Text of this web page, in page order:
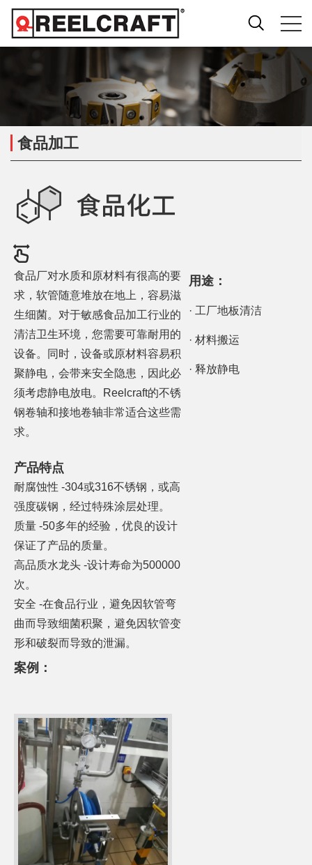
食品加工
食品厂对水质和原材料有很高的要
求，软管随意堆放在地上，容易滋
生细菌。对于敏感食品加工行业的
清洁卫生环境，您需要可靠耐用的
设备。同时，设备或原材料容易积
聚静电，会带来安全隐患，因此必
须考虑静电放电。Reelcraft的不锈
钢卷轴和接地卷轴非常适合这些需
求。
产品特点
耐腐蚀性 -304或316不锈钢，或高
强度碳钢，经过特殊涂层处理。
质量 -50多年的经验，优良的设计
保证了产品的质量。
高品质水龙头 -设计寿命为500000
次。
安全 -在食品行业，避免因软管弯
曲而导致细菌积聚，避免因软管变
形和破裂而导致的泄漏。
案例：
用途：
· 工厂地板清洁
· 材料搬运
· 释放静电